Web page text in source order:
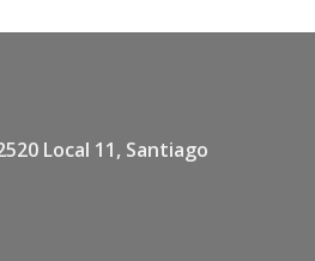
Local 11, Santiago